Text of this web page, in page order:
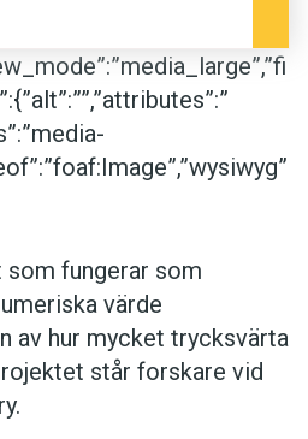
som fungerar som
värde
av hur mycket trycksvärta
står forskare vid